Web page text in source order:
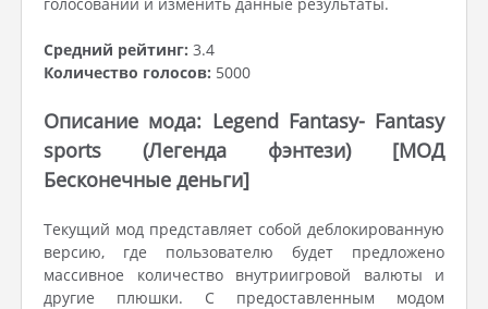
Средний рейтинг: 3.4
Количество голосов: 5000
Описание мода: Legend Fantasy- Fantasy
sports (Легенда фэнтези) [МОД
Бесконечные деньги]
Текущий мод представляет собой деблокированную
версию, где пользователю будет предложено
массивное количество внутриигровой валюты и
другие плюшки. С предоставленным модом